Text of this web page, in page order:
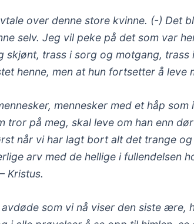
over denne store kvinne. (-) Det
selv. Jeg vil peke på det som var
skjønt, trass i sorg og motgang,
henne, men at hun fortsetter å leve
mennesker med et håp
tror på meg, skal leve om han enn
når vi har lagt bort alt det trange
arv med de hellige i fullendelsen
Kristus.
som vi nå viser den siste ære,